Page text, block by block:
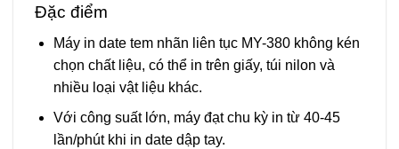
Đặc điểm
Máy in date tem nhãn liên tục MY-380 không kén
chọn chất liệu, có thể in trên giấy, túi nilon và
nhiều loại vật liệu khác.
Với công suất lớn, máy đạt chu kỳ in từ 40-45
lần/phút khi in date dập tay.